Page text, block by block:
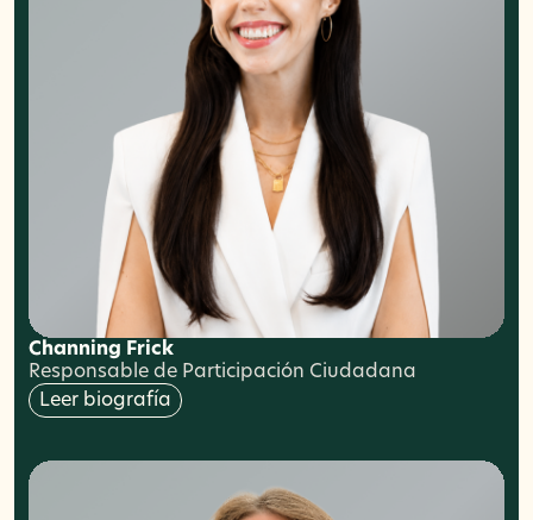
Channing Frick
Responsable de Participación Ciudadana
Leer biografía